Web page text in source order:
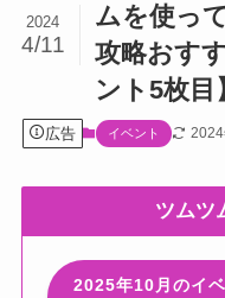
ムを使っ
攻略おす
ント5枚目
2024
4/11
広告 イベント
ツムツ
2025年10月のイ